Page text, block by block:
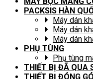
PACKSIS HÀN
Máy dán
Máy dán
Máy dán
PHỤ TÙNG
Phụ tùng
THIẾT BỊ ĐÃ QUA
THIẾT BỊ ĐÓNG